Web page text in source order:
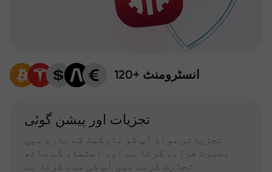
120+ انسٹرومنٹ
تجزیات اور پیشن گوئی
تجزیاتی مواد آپ کو مارکیٹ کے بارے میں
بصیرت فراہم کرتا ہے اور اعتماد کے ساتھ
تجارت کرنے میں آپ کی مدد کرتا ہے